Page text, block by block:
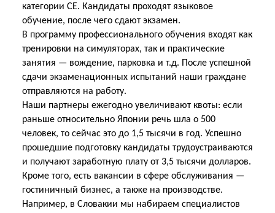
категории CE. Кандидаты проходят языковое
обучение, после чего сдают экзамен.
В программу профессионального обучения входят как
тренировки на симуляторах, так и практические
занятия — вождение, парковка и т.д. После успешной
сдачи экзаменационных испытаний наши граждане
отправляются на работу.
Наши партнеры ежегодно увеличивают квоты: если
раньше относительно Японии речь шла о 500
человек, то сейчас это до 1,5 тысячи в год. Успешно
прошедшие подготовку кандидаты трудоустраиваются
и получают заработную плату от 3,5 тысячи долларов.
Кроме того, есть вакансии в сфере обслуживания —
гостиничный бизнес, а также на производстве.
Например, в Словакии мы набираем специалистов